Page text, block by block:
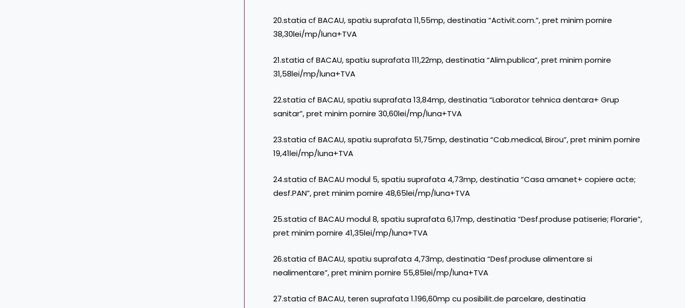
20.statia cf BACAU, spatiu suprafata 11,55mp, destinatia “Activit.com.”, pret minim pornire
38,30lei/mp/luna+TVA
21.statia cf BACAU, spatiu suprafata 111,22mp, destinatia “Alim.publica”, pret minim pornire
31,58lei/mp/luna+TVA
22.statia cf BACAU, spatiu suprafata 13,84mp, destinatia “Laborator tehnica dentara+ Grup
sanitar”, pret minim pornire 30,60lei/mp/luna+TVA
23.statia cf BACAU, spatiu suprafata 51,75mp, destinatia “Cab.medical, Birou”, pret minim pornire
19,41lei/mp/luna+TVA
24.statia cf BACAU modul 5, spatiu suprafata 4,73mp, destinatia “Casa amanet+ copiere acte;
desf.PAN”, pret minim pornire 48,65lei/mp/luna+TVA
25.statia cf BACAU modul 8, spatiu suprafata 6,17mp, destinatia “Desf.produse patiserie; Florarie”,
pret minim pornire 41,35lei/mp/luna+TVA
26.statia cf BACAU, spatiu suprafata 4,73mp, destinatia “Desf.produse alimentare si
nealimentare”, pret minim pornire 55,85lei/mp/luna+TVA
27.statia cf BACAU, teren suprafata 1.196,60mp cu posibilit.de parcelare, destinatia